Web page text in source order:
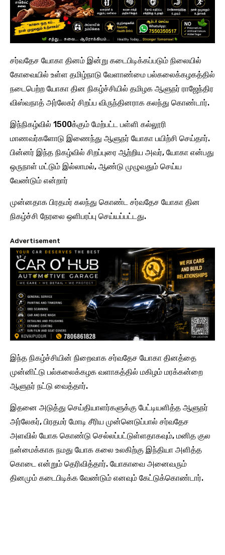
சர்வதேச யோகா தினம் இன்று கடைபிடிக்கப்படும் நிலையில்
கோவையில் உள்ள தமிழ்நாடு வேளாண்மை பல்கலைக்கழகத்தில்
நடைபெற்ற யோகா தின நிகழ்ச்சியில் தமிழக ஆளுநர் ராஜேந்திர
விஸ்வநாத் அர்லேகர் சிறப்ப விருந்தினராக கலந்து கொண்டார்.
இந்நிகழ்வில் 1500க்கும் மேற்பட்ட பள்ளி கல்லூரி
மாணவர்களோடு இணைந்து ஆளுநர் யோகா பயிற்சி செய்தார்.
பின்னர் இந்த நிகழ்வில் சிறப்புரை ஆற்றிய அவர், யோகா என்பது
ஒருநாள் மட்டும் இல்லாமல், ஆண்டு முழுவதும் செய்ய
வேண்டும் என்றார்
முன்னதாக பிரதமர் கலந்து கொண்ட சர்வதேச யோகா தின
நிகழ்ச்சி நேரலை ஒளிபரப்பு செய்யப்பட்டது.
Advertisement
இந்த நிகழ்ச்சியின் நிறைவாக சர்வதேச யோகா தினத்தை
முன்னிட்டு பல்கலைக்கழக வளாகத்தில் மகிழம் மரக்கன்றை
ஆளுநர் நட்டு வைத்தார்.
இதனை அடுத்து செய்தியாளர்களுக்கு பேட்டியளித்த ஆளுநர்
அர்லேகர், பிரதமர் மோடி சீரிய முன்னெடுப்பால் சர்வதேச
அளவில் யோக கொண்டு செல்லப்பட்டுள்ளதாகவும், மனித குல
நன்மைக்காக நமது யோக கலை உலகிற்கு இந்தியா அளித்த
கொடை என்றும் தெரிவித்தார். யோகாவை அனைவரும்
தினமும் கடைபிடிக்க வேண்டும் எனவும் கேட்டுக்கொண்டார்.